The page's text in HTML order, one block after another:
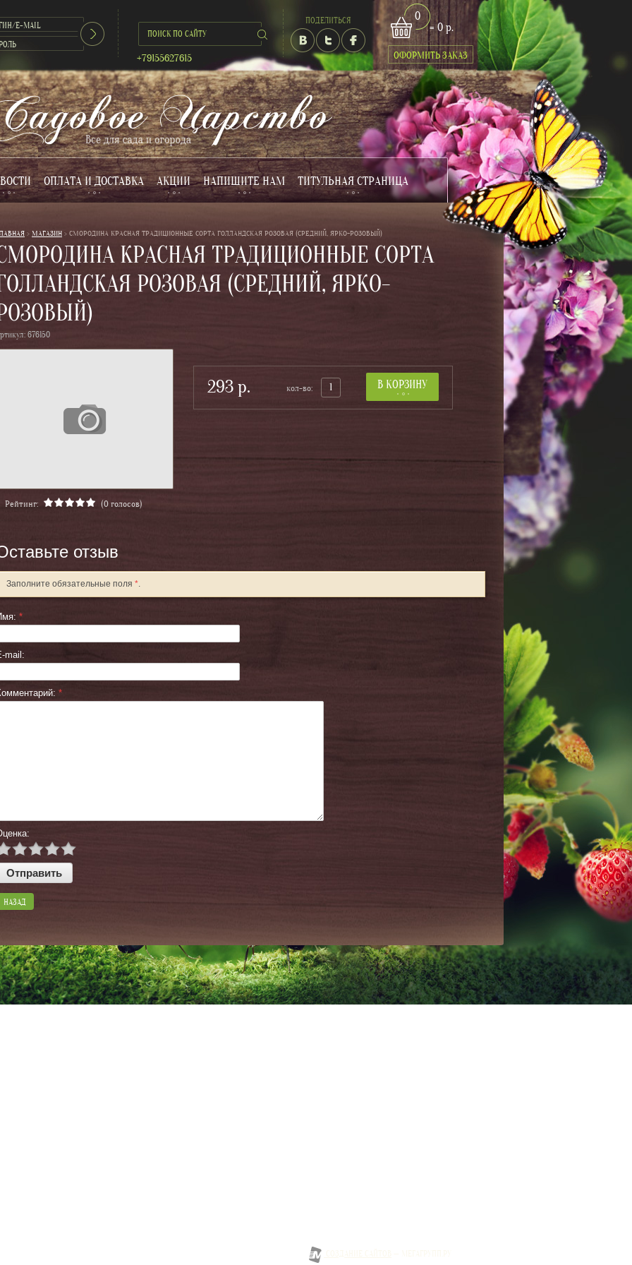
+79155627615
ОПЛАТА И ДОСТАВКА АКЦИИ НАПИШИТЕ НАМ ТИТУЛЬНАЯ СТРАНИЦА
ПОДЕЛИТЬСЯ
0
= 0 р.
ОФОРМИТЬ ЗАКАЗ
> МАГАЗИН > СМОРОДИНА КРАСНАЯ ТРАДИЦИОННЫЕ СОРТА ГОЛЛАНДСКАЯ РОЗОВАЯ (СРЕДНИЙ, ЯРКО-РОЗОВЫЙ)
КРАСНАЯ ТРАДИЦИОННЫЕ СОРТА
РОЗОВАЯ (СРЕДНИЙ, ЯРКО-
676150
Рейтинг: (0 голосов)
293 р. В КОРЗИНУ
отзыв
Заполните обязательные поля *.
*
mail:
*
НАЗАД